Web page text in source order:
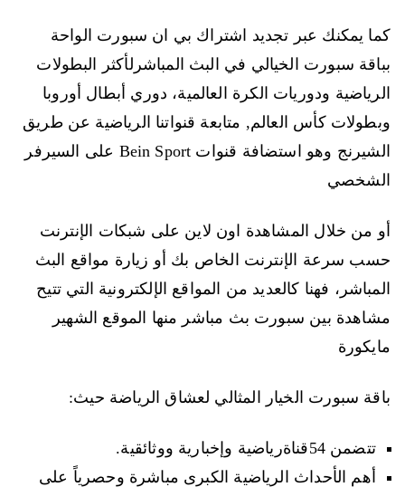
كما يمكنك عبر تجديد اشتراك بي ان سبورت الواحة
بباقة سبورت الخيالي في البث المباشرلأكثر البطولات
الرياضية ودوريات الكرة العالمية، دوري أبطال أوروبا
وبطولات كأس العالم, متابعة قنواتنا الرياضية عن طريق
الشيرنج وهو استضافة قنوات Bein Sport على السيرفر
الشخصي
أو من خلال المشاهدة اون لاين على شبكات الإنترنت
حسب سرعة الإنترنت الخاص بك أو زيارة مواقع البث
المباشر، فهنا كالعديد من المواقع الإلكترونية التي تتيح
مشاهدة بين سبورت بث مباشر منها الموقع الشهير
مايكورة
باقة سبورت الخيار المثالي لعشاق الرياضة حيث:
تتضمن 54قناةرياضية وإخبارية ووثائقية.
أهم الأحداث الرياضية الكبرى مباشرة وحصرياً على